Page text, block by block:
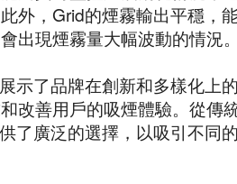
外，Grid的煙霧輸出平穩，
出現煙霧量大幅波動的情況
示了品牌在創新和多樣化上
改善用戶的吸煙體驗。從傳
了廣泛的選擇，以吸引不同